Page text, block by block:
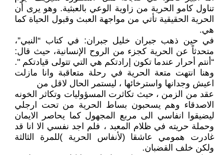
تناول كامو الحرية من زاوية الوعي بالعبثية. وهو يرى أن
الحرية الحقيقية تأتي من مواجهة العبث وقبول الحياة كما
هي.
في حين ذهب جبران خليل جبران: في كتاب “النبي”،
متحدثاً عن الحرية كجزء من الروح الإنسانية، حيث قال:
“أنتم أحرار عندما تكون إرادتكم هي التي تتولى قيادتكم ".
وهنا انتهت متعة الحرية في رحلة متعاقبة وانا مازلت
اعيش وجدانها واسترخائها ، ليستمر الحال لاقل من
عقد من الزمن ، حيث تكاثرت المسؤوليات وتكاثر الخونه
الاصدقاء وهم يسحبون بساط الحرية من تحت ارجلي
ليضيقوا انفاسي الى مربع المجهول كما يحاصر الايمان
وحملة حريته في ظلام المعبد ، فلم اجد نفسي الا انا قد
غادرت همومي عاشقا (لأنفاس الحرية )للمرة الثالثة
ولكن خلف القضبان.